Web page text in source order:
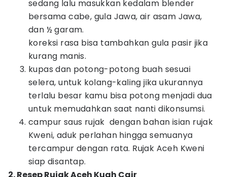
sedang lalu masukkan kedalam blender
bersama cabe, gula Jawa, air asam Jawa,
dan ½ garam.
koreksi rasa bisa tambahkan gula pasir jika
kurang manis.
kupas dan potong-potong buah sesuai
selera, untuk kolang-kaling jika ukurannya
terlalu besar kamu bisa potong menjadi dua
untuk memudahkan saat nanti dikonsumsi.
campur saus rujak dengan bahan isian rujak
Kweni, aduk perlahan hingga semuanya
tercampur dengan rata. Rujak Aceh Kweni
siap disantap.